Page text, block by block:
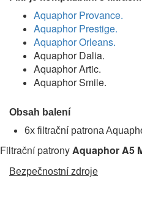
Aquaphor Provance.
Aquaphor Prestige.
Aquaphor Orleans.
Aquaphor Dalia.
Aquaphor Artic.
Aquaphor Smile.
Obsah balení
6x filtrační patrona
Filtrační patronyAquaphor A5
Bezpečnostní zdroje